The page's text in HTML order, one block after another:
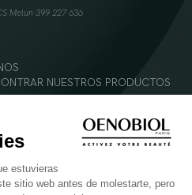
Melun 399 227 636
NUESTROS PRODUCTOS